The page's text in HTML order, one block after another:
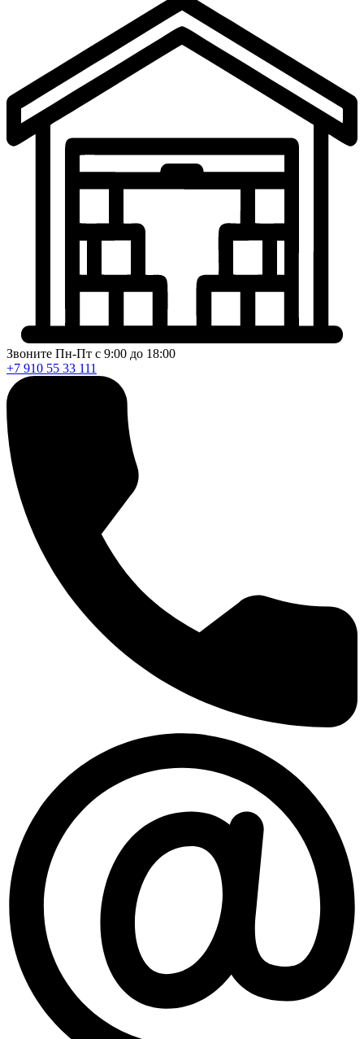
Звоните Пн-Пт с 9:00 до 18:00
+7 910 55 33 111